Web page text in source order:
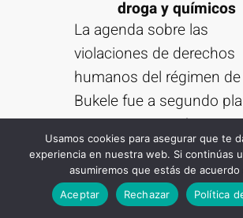
droga y químicos
La agenda sobre las
violaciones de derechos
humanos del régimen de
Bukele fue a segundo
esta semana. México
que habían detenido una
avioneta cargada de
procedente del El
Usamos cookies para asegurar que te
experiencia en nuestra web. Si continúas
asumiremos que estás de acuerdo
Aceptar
Rechazar Política